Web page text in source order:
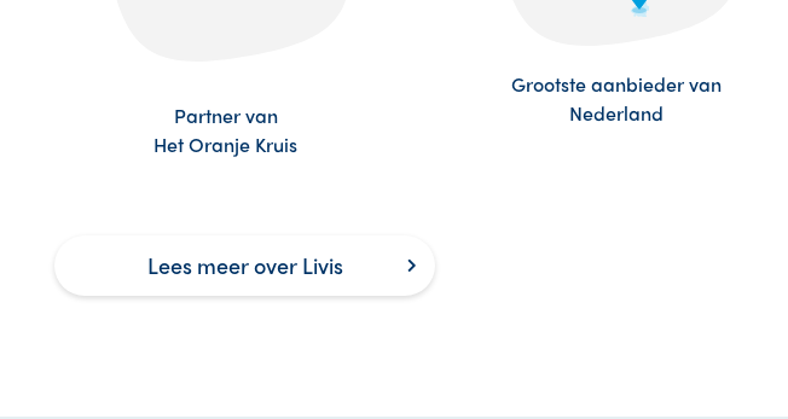
Partner van
Het Oranje Kruis
Grootste aanbieder van
Nederland
Lees meer over Livis